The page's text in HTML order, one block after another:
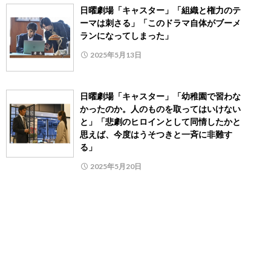
日曜劇場「キャスター」「組織と権力のテ
ーマは刺さる」「このドラマ自体がブーメ
ランになってしまった」
2025年5月13日
日曜劇場「キャスター」「幼稚園で習わな
かったのか。人のものを取ってはいけない
と」「悲劇のヒロインとして同情したかと
思えば、今度はうそつきと一斉に非難す
る」
2025年5月20日